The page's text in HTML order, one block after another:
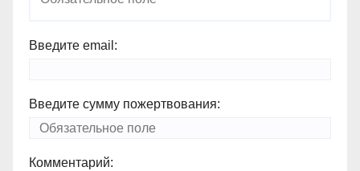
Введите email:
Введите сумму пожертвования:
Комментарий: